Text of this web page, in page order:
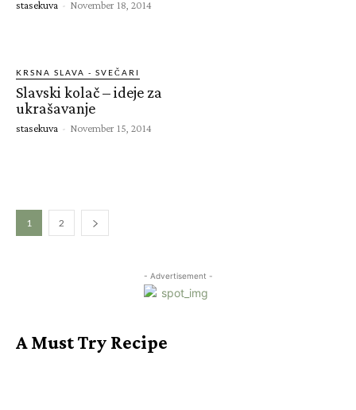
stasekuva - November 18, 2014
KRSNA SLAVA - SVEČARI
Slavski kolač – ideje za
ukrašavanje
stasekuva - November 15, 2014
1 2
- Advertisement -
A Must Try Recipe